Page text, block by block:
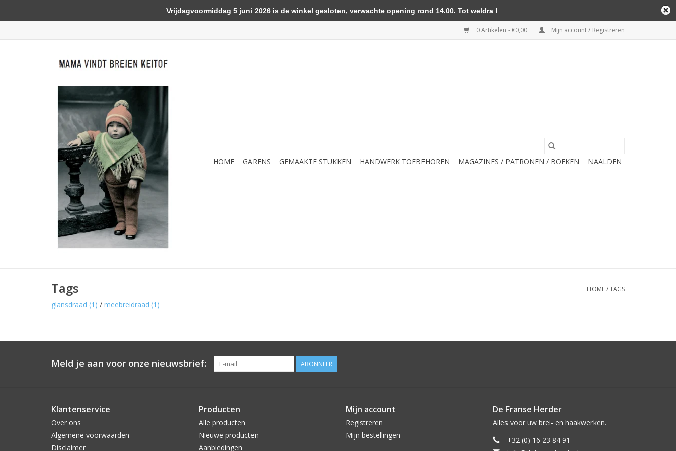
0 Artikelen - €0,00 Mijn account / Registreren
HOME GARENS GEMAAKTE STUKKEN HANDWERK TOEBEHOREN MAGAZINES / PATRONEN / BOEKEN NAALDEN
Tags HOME/TAGS
glansdraad (1) / meebreidraad (1)
Meld je aan voor onze nieuwsbrief: ABONNEER
Klantenservice
Over ons
Algemene voorwaarden
Disclaimer
Producten
Alle producten
Nieuwe producten
Aanbiedingen
Mijn account
Registreren
Mijn bestellingen
De Franse Herder
Alles voor uw brei- en haakwerken.
+32 (0) 16 23 84 91
Vrijdagvoormiddag 5 juni 2026 is de winkel gesloten, verwachte opening rond 14.00. Tot weldra !